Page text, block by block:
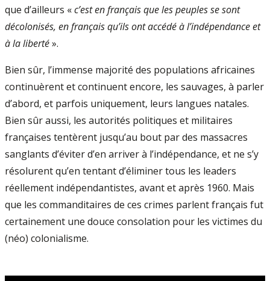
que d’ailleurs «c’est en français que les peuples se sont
décolonisés, en français qu’ils ont accédé à l’indépendance et
à la liberté».
Bien sûr, l’immense majorité des populations africaines
continuèrent et continuent encore, les sauvages, à parler
d’abord, et parfois uniquement, leurs langues natales.
Bien sûr aussi, les autorités politiques et militaires
françaises tentèrent jusqu’au bout par des massacres
sanglants d’éviter d’en arriver à l’indépendance, et ne s’y
résolurent qu’en tentant d’éliminer tous les leaders
réellement indépendantistes, avant et après 1960. Mais
que les commanditaires de ces crimes parlent français fut
certainement une douce consolation pour les victimes du
(néo) colonialisme.